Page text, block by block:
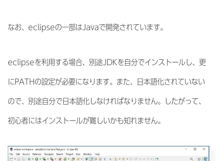
なお、eclipseの一部はJavaで開発されています。
eclipseを利用する場合、別途JDKを自分でインストールし、更
にPATHの設定が必要になります。また、日本語化されていない
ので、別途自分で日本語化しなければなりません。したがって、
初心者にはインストールが難しいかも知れません。